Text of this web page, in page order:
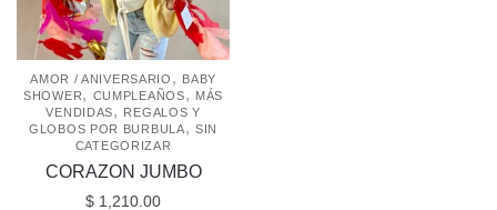
AMOR / ANIVERSARIO , BABY
SHOWER, CUMPLEAÑOS, MÁS
VENDIDAS, REGALOS Y
GLOBOS POR BURBULA,SIN
CATEGORIZAR
CORAZON JUMBO
$ 1,210.00